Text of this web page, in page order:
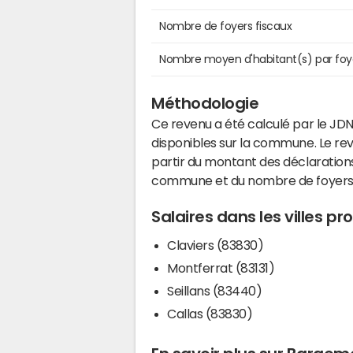
Nombre de foyers fiscaux
Nombre moyen d'habitant(s) par
Méthodologie
Ce revenu a été calculé par le
disponibles sur la commune. Le
partir du montant des
commune et du nombre de
Salaires dans les villes
Claviers (83830)
Montferrat (83131)
Seillans (83440)
Callas (83830)